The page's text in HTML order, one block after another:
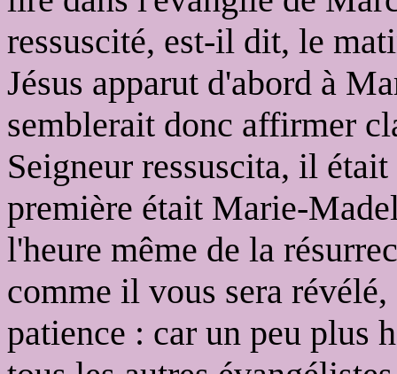
ressuscité, est-il dit, le
Jésus apparut d'abord à
semblerait donc affirmer
Seigneur ressuscita, il
première était Marie-
l'heure même de la
comme il vous sera
patience : car un peu plus